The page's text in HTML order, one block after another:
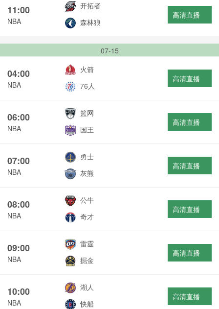
11:00
NBA
开拓者
森林狼
高清直播
07-15
04:00
NBA
火箭
76人
高清直播
06:00
NBA
篮网
国王
高清直播
07:00
NBA
勇士
灰熊
高清直播
08:00
NBA
公牛
奇才
高清直播
09:00
NBA
雷霆
掘金
高清直播
10:00
NBA
湖人
快船
高清直播